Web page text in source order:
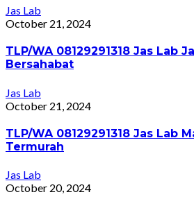
Jas Lab
October 21, 2024
TLP/WA 08129291318 Jas Lab
Bersahabat
Jas Lab
October 21, 2024
TLP/WA 08129291318 Jas Lab
Termurah
Jas Lab
October 20, 2024